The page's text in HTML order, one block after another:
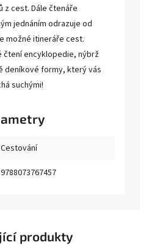
cest. Dále čtenáře
jednáním odrazuje od
možné itineráře cest.
čtení encyklopedie, nýbrž
deníkové formy, který vás
suchými!
Cestování
9788073767457
produkty